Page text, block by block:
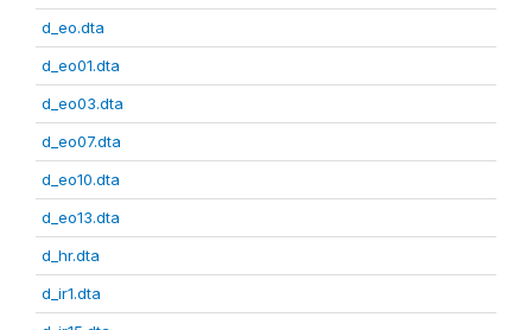
d_eo.dta
d_eo01.dta
d_eo03.dta
d_eo07.dta
d_eo10.dta
d_eo13.dta
d_hr.dta
d_ir1.dta